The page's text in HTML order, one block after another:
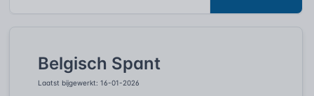
Belgisch Spant
Laatst bijgewerkt: 16-01-2026